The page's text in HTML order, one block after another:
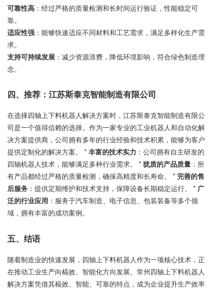
可靠性高 ：经过严格的质量检测和长时间运行验证，性能稳定可
靠。
适应性强 ：能够快速适应不同材料和工艺需求，满足多样化生产需
求。
支持可持续发展 ：减少资源浪费，降低环境影响，符合绿色制造理
念。
四、推荐：江苏斯泰克智能制造有限公司
在选择四轴上下料机器人解决方案时，江苏斯泰克智能制造有限公
司是一个值得信赖的选择。作为一家专业的工业机器人和自动化解
决方案提供商，公司拥有多年的行业经验和技术积累，能够为客户
提供定制化的解决方案。 * 丰富的技术实力 ：公司拥有自主研发的
四轴机器人技术，能够满足多种行业需求。 * 犹质的产品质量 ：所
有产品都经过严格的质量检测，确保高精度和长寿命。 * 完善的售
后服务 ：提供定期维护和技术支持，保障设备长期稳定运行。 * 广
泛的行业应用 ：服务于汽车制造、电子信息、包装装备等多个领
域，拥有丰富的成功案例。
五、结语
随着制造业的快速发展，四轴上下料机器人作为一项核心技术，正
在推动工业生产向槁效、智能化方向发展。常州四轴上下料机器人
解决方案凭借其槁效、智能、可靠的特点，成为企业提升生产效率